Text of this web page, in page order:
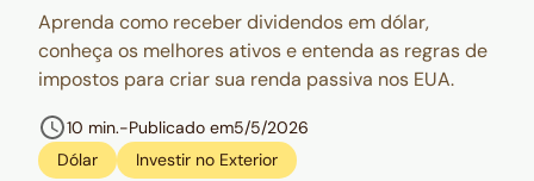
Aprenda como receber dividendos em dólar,
conheça os melhores ativos e entenda as regras de
impostos para criar sua renda passiva nos EUA.
10 min.-Publicado em5/5/2026
Dólar
Investir no Exterior